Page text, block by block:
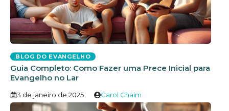
BLOG DO EVANGELHO
Guia Completo: Como Fazer uma Prece Inicial para
Evangelho no Lar
3 de janeiro de 2025 Carol Chaim